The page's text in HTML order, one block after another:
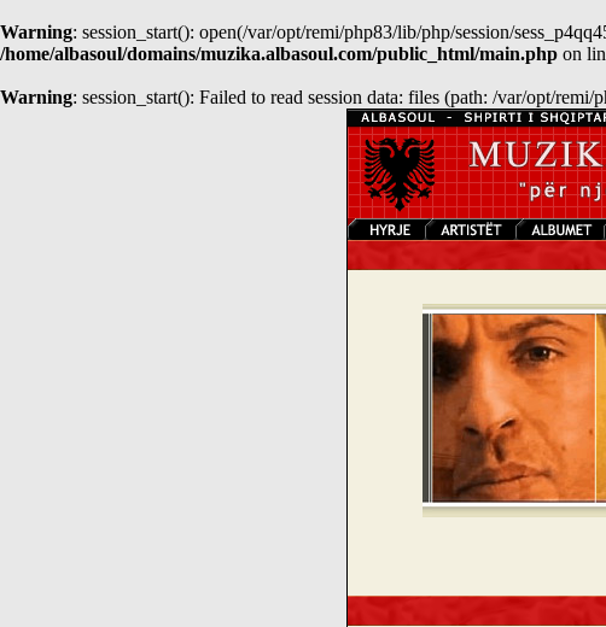
Warning: session_start(): open(/var/opt/remi/php83/lib/php/session/
/home/albasoul/domains/muzika.albasoul.com/public_html/main.php on
Warning: session_start(): Failed to read session data: files (path: /var/opt/remi/